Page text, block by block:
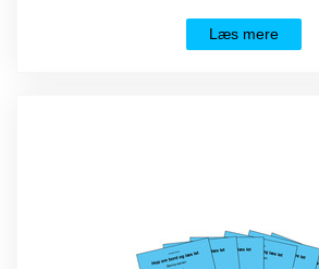
Læs mere